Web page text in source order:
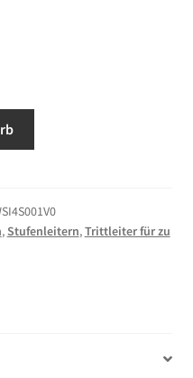
,Stufenleitern,Trittleiter für zu